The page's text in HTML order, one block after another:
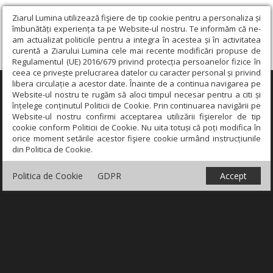
Ziarul Lumina utilizează fişiere de tip cookie pentru a personaliza și
îmbunătăți experiența ta pe Website-ul nostru. Te informăm că ne-
am actualizat politicile pentru a integra în acestea și în activitatea
curentă a Ziarului Lumina cele mai recente modificări propuse de
Regulamentul (UE) 2016/679 privind protecția persoanelor fizice în
ceea ce privește prelucrarea datelor cu caracter personal și privind
libera circulație a acestor date. Înainte de a continua navigarea pe
Website-ul nostru te rugăm să aloci timpul necesar pentru a citi și
înțelege conținutul Politicii de Cookie. Prin continuarea navigării pe
Website-ul nostru confirmi acceptarea utilizării fişierelor de tip
cookie conform Politicii de Cookie. Nu uita totuși că poți modifica în
orice moment setările acestor fişiere cookie urmând instrucțiunile
din Politica de Cookie.
Politica de Cookie GDPR Accept
×